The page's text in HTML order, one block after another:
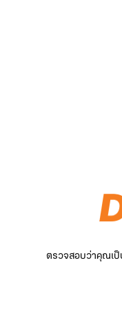
ตรวจสอบว่าคุณเป็